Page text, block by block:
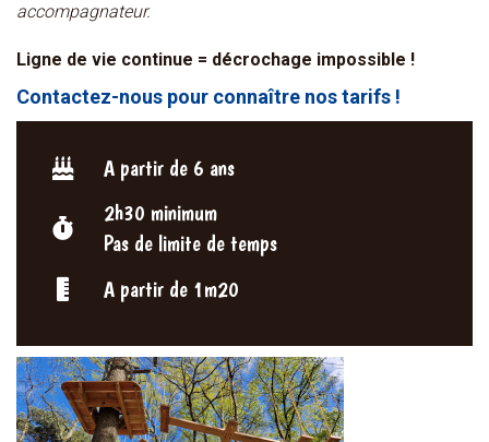
accompagnateur.
Ligne de vie continue = décrochage impossible !
Contactez-nous pour connaître nos tarifs !
A partir de 6 ans
2h30 minimum
Pas de limite de temps
A partir de 1m20